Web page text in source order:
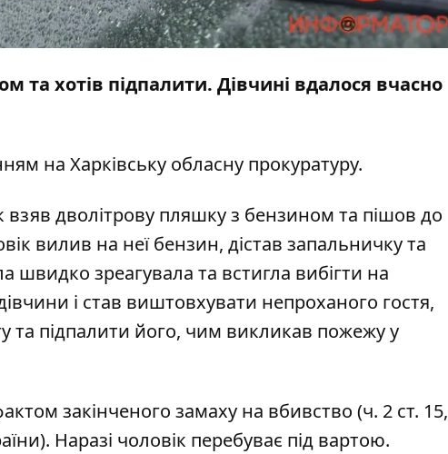
та хотів підпалити. Дівчині вдалося вчасно
на Харківську обласну прокуратуру.
дволітрову пляшку з бензином та пішов до
вилив на неї бензин, дістав запальничку та
швидко зреагувала та встигла вибігти на
і став виштовхувати непроханого гостя,
та підпалити його, чим викликав пожежу у
закінченого замаху на вбивство (ч. 2 ст. 15,
Наразі чоловік перебуває під вартою.